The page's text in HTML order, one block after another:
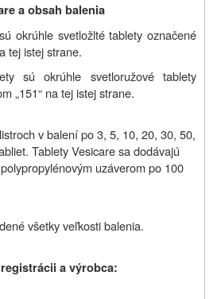
a obsah balenia
okrúhle svetložlté tablety označené
tej istej strane.
sú okrúhle svetloružové tablety
„151“ na tej istej strane.
v balení po 3, 5, 10, 20, 30, 50,
Tablety Vesicare sa dodávajú
uzáverom po 100
všetky veľkosti balenia.
a výrobca: